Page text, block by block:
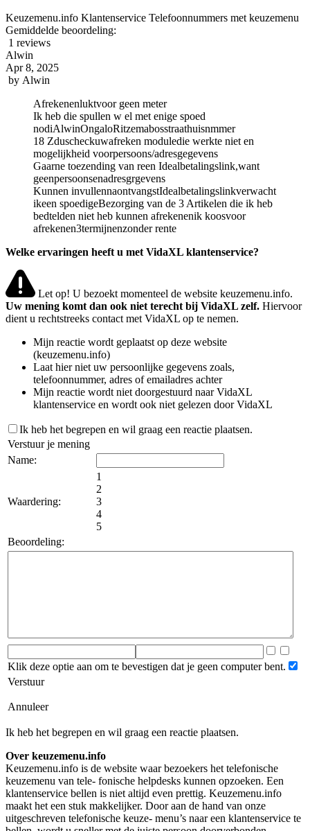
Keuzemenu.info Klantenservice Telefoonnummers met keuzemenu
Gemiddelde beoordeling:
1 reviews
Alwin
Apr 8, 2025
by Alwin
Afrekenenluktvoor geen meter
Ik heb die spullen w el met enige spoed
nodiAlwinOngaloRitzemabosstraathuisnmmer
18 Zduscheckuwafreken moduledie werkte niet en
mogelijkheid voorpersoons/adresgegevens
Gaarne toezending van reen Idealbetalingslink,want
geenpersoonsenadresgrgevens
Kunnen invullennaontvangstIdealbetalingslinkverwacht
ikeen spoedigeBezorging van de 3 Artikelen die ik heb
bedtelden niet heb kunnen afrekenenik koosvoor
afrekenen3termijnenzonder rente
Welke ervaringen heeft u met VidaXL klantenservice?
Let op! U bezoekt momenteel de website keuzemenu.info.
Uw mening komt dan ook niet terecht bij VidaXL zelf. Hiervoor
dient u rechtstreeks contact met VidaXL op te nemen.
Mijn reactie wordt geplaatst op deze website
(keuzemenu.info)
Laat hier niet uw persoonlijke gegevens zoals,
telefoonnummer, adres of emailadres achter
Mijn reactie wordt niet doorgestuurd naar VidaXL
klantenservice en wordt ook niet gelezen door VidaXL
Ik heb het begrepen en wil graag een reactie plaatsen.
Verstuur je mening
Name:
Waardering:
1
2
3
4
5
Beoordeling:
Klik deze optie aan om te bevestigen dat je geen computer bent.
Verstuur
Annuleer
Ik heb het begrepen en wil graag een reactie plaatsen.
Over keuzemenu.info
Keuzemenu.info is de website waar bezoekers het telefonische
keuzemenu van tele- fonische helpdesks kunnen opzoeken. Een
klantenservice bellen is niet altijd even prettig. Keuzemenu.info
maakt het een stuk makkelijker. Door aan de hand van onze
uitgeschreven telefonische keuze- menu’s naar een klantenservice te